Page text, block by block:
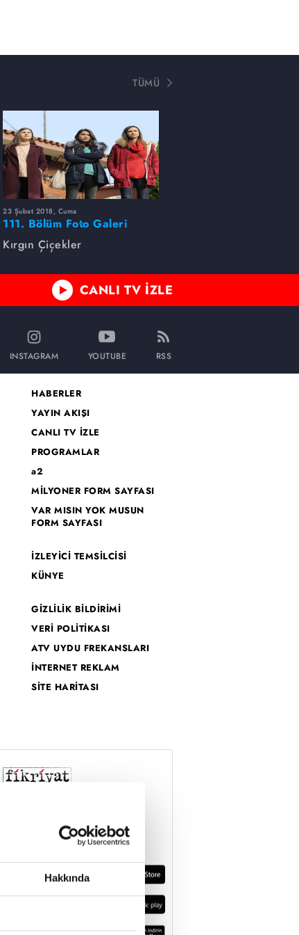
Hakkında
TÜMÜ
23 Şubat 2018, Cuma
111. Bölüm Foto Galeri
Kırgın Çiçekler
CANLI TV İZLE
INSTAGRAM YOUTUBE RSS
HABERLER
YAYIN AKIŞI
CANLI TV İZLE
PROGRAMLAR
a2
MİLYONER FORM SAYFASI
VAR MISIN YOK MUSUN
FORM SAYFASI
İZLEYİCİ TEMSİLCİSİ
KÜNYE
GİZLİLİK BİLDİRİMİ
VERİ POLİTİKASI
ATV UYDU FREKANSLARI
İNTERNET REKLAM
SİTE HARİTASI